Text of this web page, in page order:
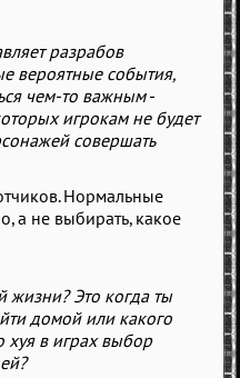
разрабов
вероятные события,
чем-то важным -
игрокам не будет
совершать
Нормальные
а не выбирать, какое
жизни? Это когда ты
домой или какого
хуя в играх выбор